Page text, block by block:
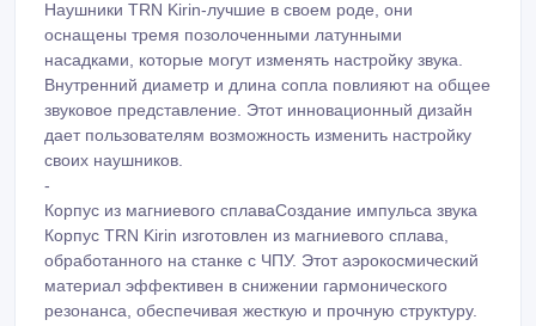
Наушники TRN Kirin-лучшие в своем роде, они
оснащены тремя позолоченными латунными
насадками, которые могут изменять настройку звука.
Внутренний диаметр и длина сопла повлияют на общее
звуковое представление. Этот инновационный дизайн
дает пользователям возможность изменить настройку
своих наушников.
-
Корпус из магниевого сплаваСоздание импульса звука
Корпус TRN Kirin изготовлен из магниевого сплава,
обработанного на станке с ЧПУ. Этот аэрокосмический
материал эффективен в снижении гармонического
резонанса, обеспечивая жесткую и прочную структуру.